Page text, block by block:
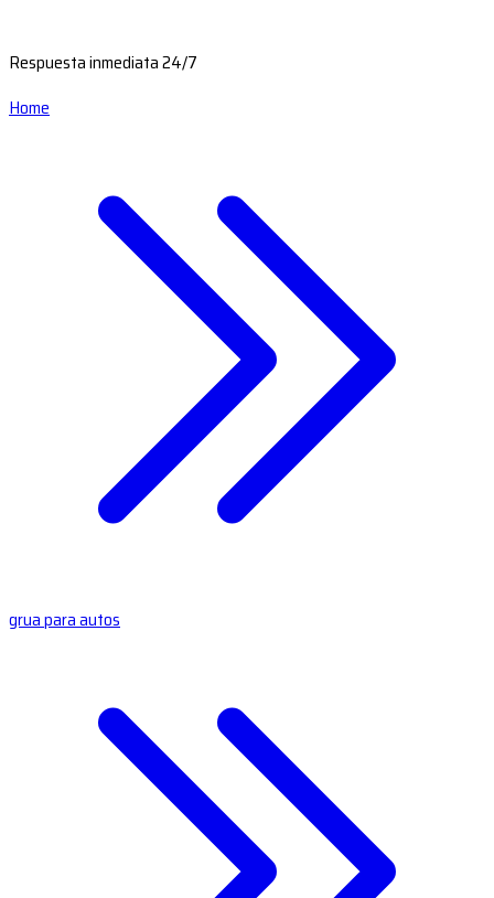
Respuesta inmediata 24/7
Home
grua para autos